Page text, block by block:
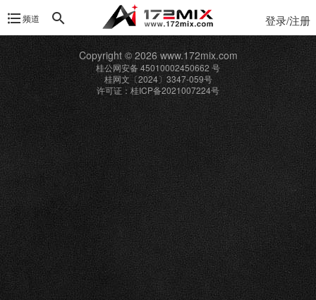
频道 登录/注册
Copyright © 2026 www.172mix.com
桂公网安备 45010002450662 号
桂网文〔2024〕3347-059号
许可证：桂ICP备2021007224号